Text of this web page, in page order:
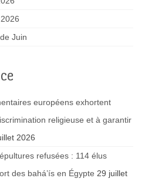
Juin
européens exhortent
religieuse et à garantir
2026
refusées : 114 élus
des bahá’ís en Égypte 29 juillet